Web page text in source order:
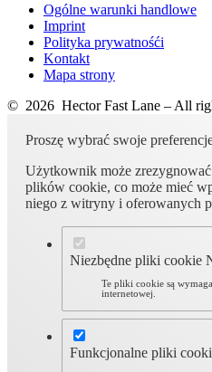
Ogólne warunki handlowe
Imprint
Polityka prywatnośći
Kontakt
Mapa strony
© 2026 Hector Fast Lane – All
Proszę wybrać swoje
Użytkownik może
plików cookie, co może mieć
niego z witryny i oferowanych
Niezbędne pliki cookie
Te pliki cookie są
internetowej.
Funkcjonalne pliki